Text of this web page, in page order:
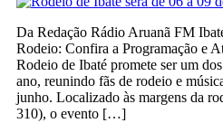
Da Redação Rádio Aruanã FM
Rodeio: Confira a Programação e
Rodeio de Ibaté promete ser um
ano, reunindo fãs de rodeio e
junho. Localizado às margens da
310), o evento […]